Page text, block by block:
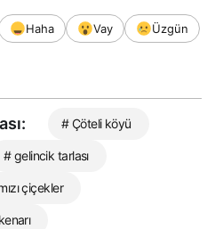
Haha Vay
Üzgün
# Çöteli köyü
# gelincik tarlası
çiçekler